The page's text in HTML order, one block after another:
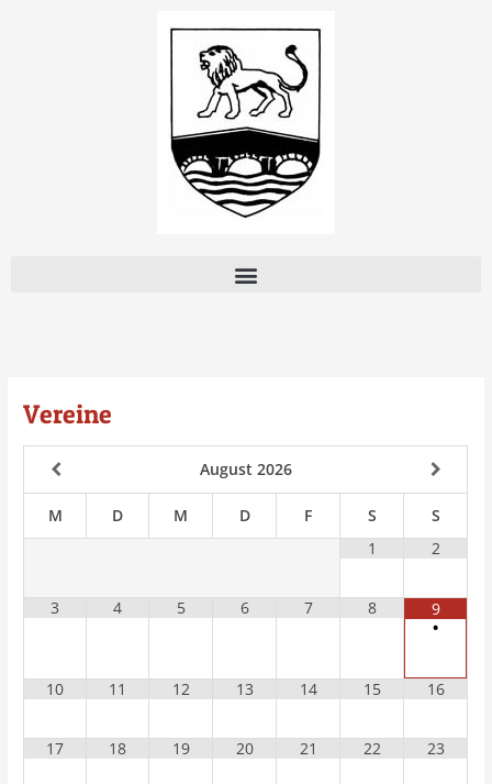
Vereine
August 2026
M D M D F S
S
1
2
3 4 5 6 7 8
9
•
10 11 12 13 14 15 16
17 18 19 20 21 22 23